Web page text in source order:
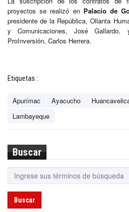
proyectos se realizó en Palacio de
presidente de la República, Ollanta
y Comunicaciones, José
ProInversión, Carlos Herrera.
Etiquetas :
Apurímac Ayacucho
Lambayeque
Buscar
Buscar